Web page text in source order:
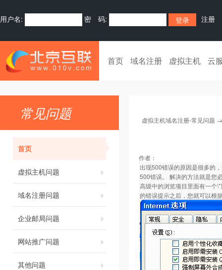
用户名: 密 码: 注册
首页 域名注册 虚拟主机 云
常见问题
首页
虚拟主机问题
域名注册问题
企业邮局问题
网站推广问题
其他问题
虚拟主机域名注册-常见问题
作者：
出现500错误的原因是很多的
500错误。 解决的方法就是您
高级中的浏览项目里面有一个
的错误提示之后，您就可以根